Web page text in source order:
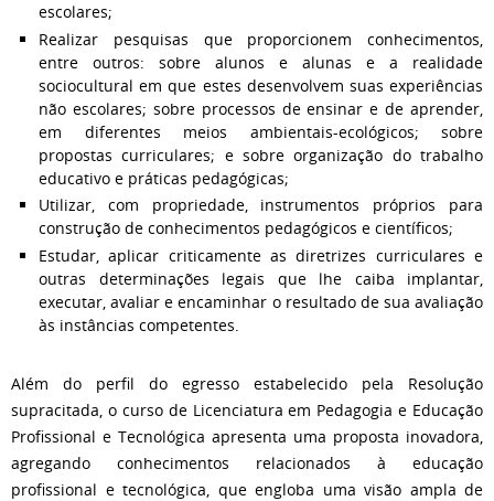
escolares;
Realizar pesquisas que proporcionem conhecimentos,
entre outros: sobre alunos e alunas e a realidade
sociocultural em que estes desenvolvem suas experiências
não escolares; sobre processos de ensinar e de aprender,
em diferentes meios ambientais-ecológicos; sobre
propostas curriculares; e sobre organização do trabalho
educativo e práticas pedagógicas;
Utilizar, com propriedade, instrumentos próprios para
construção de conhecimentos pedagógicos e científicos;
Estudar, aplicar criticamente as diretrizes curriculares e
outras determinações legais que lhe caiba implantar,
executar, avaliar e encaminhar o resultado de sua avaliação
às instâncias competentes.
Além do perfil do egresso estabelecido pela Resolução
supracitada, o curso de Licenciatura em Pedagogia e Educação
Profissional e Tecnológica apresenta uma proposta inovadora,
agregando conhecimentos relacionados à educação
profissional e tecnológica, que engloba uma visão ampla de